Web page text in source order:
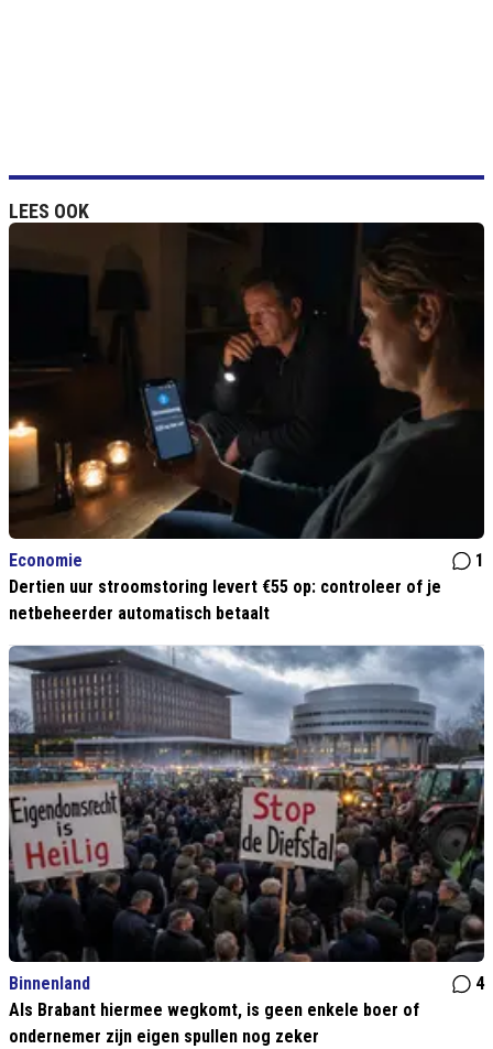
LEES OOK
Economie
1
Dertien uur stroomstoring levert €55 op: controleer of je
netbeheerder automatisch betaalt
Binnenland
4
Als Brabant hiermee wegkomt, is geen enkele boer of
ondernemer zijn eigen spullen nog zeker